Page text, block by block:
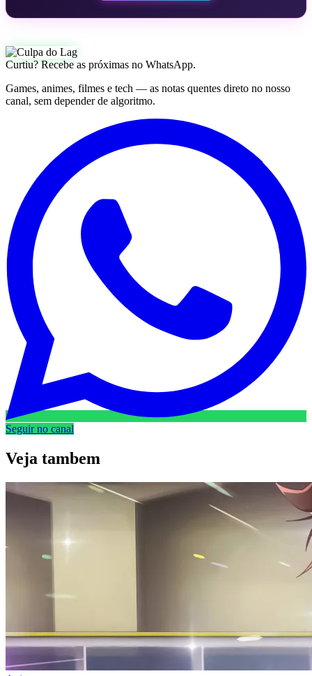
Curtiu? Recebe as próximas no WhatsApp.
Games, animes, filmes e tech — as notas quentes direto no nosso
canal, sem depender de algoritmo.
Seguir no canal
Veja tambem